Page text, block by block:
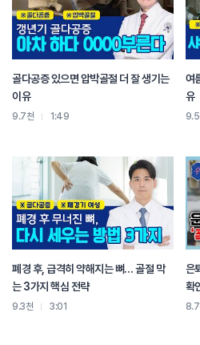
골다공증 있으면 압박골절 더 잘 생기는
이유
9.7천 1:49
여
유
9.5
폐경 후, 급격히 약해지는 뼈… 골절 막
는 3가지 핵심 전략
9.3천 3:01
은
확
8.7